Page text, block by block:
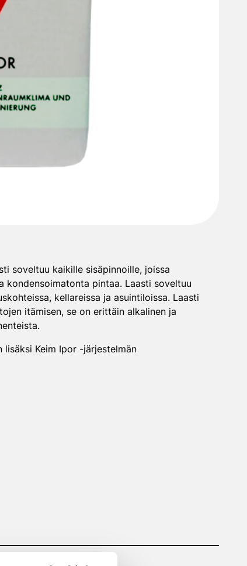
soveltuu kaikille sisäpinnoille, joissa
kondensoimatonta pintaa. Laasti soveltuu
kellareissa ja asuintiloissa. Laasti
itämisen, se on erittäin alkalinen ja
Keim Ipor -järjestelmän